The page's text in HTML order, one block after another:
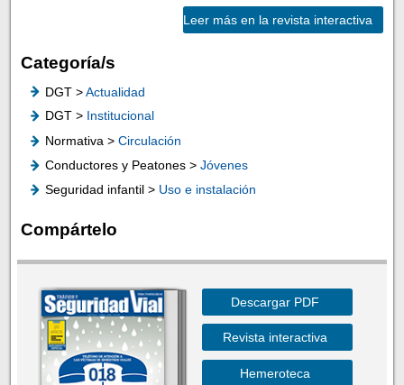
Leer más en la revista interactiva
Categoría/s
DGT >Actualidad
DGT > Institucional
Normativa > Circulación
Conductores y Peatones > Jóvenes
Seguridad infantil > Uso e instalación
Compártelo
Descargar PDF
Revista interactiva
Hemeroteca